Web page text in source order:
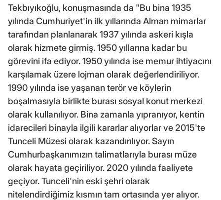
Tekbıyıkoğlu, konuşmasında da "Bu bina 1935
yılında Cumhuriyet'in ilk yıllarında Alman mimarlar
tarafından planlanarak 1937 yılında askeri kışla
olarak hizmete girmiş. 1950 yıllarına kadar bu
görevini ifa ediyor. 1950 yılında ise memur ihtiyacını
karşılamak üzere lojman olarak değerlendiriliyor.
1990 yılında ise yaşanan terör ve köylerin
boşalmasıyla birlikte burası sosyal konut merkezi
olarak kullanılıyor. Bina zamanla yıpranıyor, kentin
idarecileri binayla ilgili kararlar alıyorlar ve 2015'te
Tunceli Müzesi olarak kazandırılıyor. Sayın
Cumhurbaşkanımızın talimatlarıyla burası müze
olarak hayata geçiriliyor. 2020 yılında faaliyete
geçiyor. Tunceli'nin eski şehri olarak
nitelendirdiğimiz kısmın tam ortasında yer alıyor.